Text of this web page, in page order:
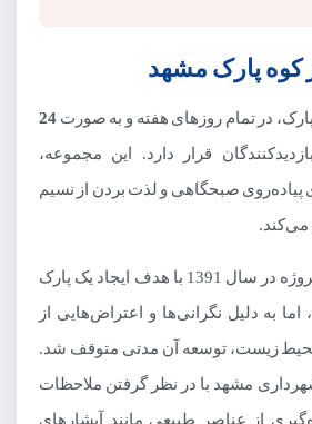
کوه پارک مشهد
در تمام روزهای هفته و به صورت 24
قرار دارد. این مجموعه،
صبحگاهی و لذت بردن از نسیم
اگرچه طرح اولیه این پروژه در سال 1391 با هدف ایجاد یک پارک
به دلیل نگرانی‌ها و اعتراض‌هایی از
زیست، توسعه آن مدتی متوقف شد.
شهرداری مشهد با در نظر گرفتن ملاحظات
از عناصر طبیعی مانند آبشارهای